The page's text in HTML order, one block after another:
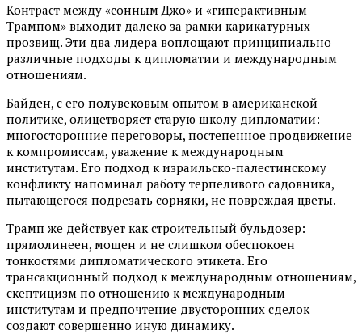
Контраст между «сонным Джо» и «гиперактивным
Трампом» выходит далеко за рамки карикатурных
прозвищ. Эти два лидера воплощают принципиально
различные подходы к дипломатии и международным
отношениям.
Байден, с его полувековым опытом в американской
политике, олицетворяет старую школу дипломатии:
многосторонние переговоры, постепенное продвижение
к компромиссам, уважение к международным
институтам. Его подход к израильско-палестинскому
конфликту напоминал работу терпеливого садовника,
пытающегося подрезать сорняки, не повреждая цветы.
Трамп же действует как строительный бульдозер:
прямолинеен, мощен и не слишком обеспокоен
тонкостями дипломатического этикета. Его
трансакционный подход к международным отношениям,
скептицизм по отношению к международным
институтам и предпочтение двусторонних сделок
создают совершенно иную динамику.